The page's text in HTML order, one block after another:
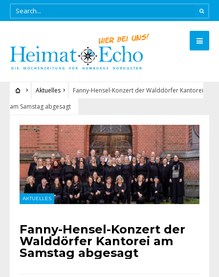
Aktuelles
Fanny-Hensel-Konzert der Walddörfer Kantorei
am Samstag abgesagt
AKTUELLES
Fanny-Hensel-Konzert der
Walddörfer Kantorei am
Samstag abgesagt